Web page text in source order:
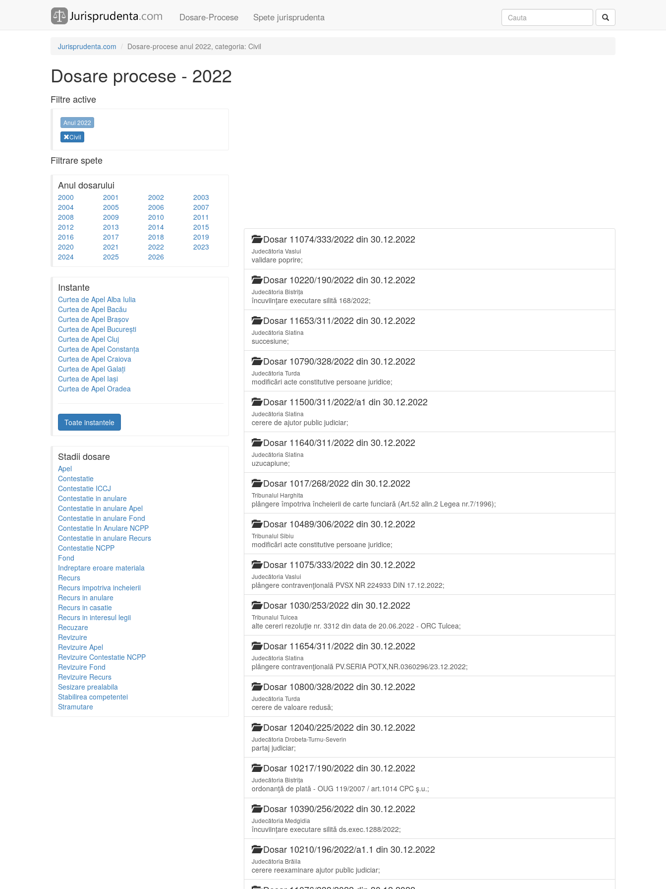
Dosare-Procese Spete jurisprudenta
Jurisprudenta.com Dosare-procese anul 2022, categoria: Civil
Dosare procese - 2022
Filtre active
Anul 2022
Civil
Filtrare spete
Anul dosarului
2000 2001 2002
2003
2004
2005 2006
2007
2008
2009 2010
2011
2012
2013 2014
2015
2016
2017 2018
2019
2020
2021 2022
2023
2024
2025 2026
Instante
Curtea de Apel Alba Iulia
Curtea de Apel Bacău
Curtea de Apel Brașov
Curtea de Apel București
Curtea de Apel Cluj
Curtea de Apel Constanța
Curtea de Apel Craiova
Curtea de Apel Galați
Curtea de Apel Iași
Curtea de Apel Oradea
Toate instantele
Stadii dosare
Apel
Contestatie
Contestatie ICCJ
Contestatie in anulare
Contestatie in anulare Apel
Contestatie in anulare Fond
Contestatie In Anulare NCPP
Contestatie in anulare Recurs
Contestatie NCPP
Fond
Indreptare eroare materiala
Recurs
Recurs impotriva incheierii
Recurs in anulare
Recurs in casatie
Recurs in interesul legii
Recuzare
Revizuire
Revizuire Apel
Revizuire Contestatie NCPP
Revizuire Fond
Revizuire Recurs
Sesizare prealabila
Stabilirea competentei
Stramutare
Dosar 11074/333/2022 din 30.12.2022
Judecătoria Vaslui
validare poprire;
Dosar 10220/190/2022 din 30.12.2022
Judecătoria Bistrița
încuviinţare executare silită 168/2022;
Dosar 11653/311/2022 din 30.12.2022
Judecătoria Slatina
succesiune;
Dosar 10790/328/2022 din 30.12.2022
Judecătoria Turda
modificări acte constitutive persoane juridice;
Dosar 11500/311/2022/a1 din 30.12.2022
Judecătoria Slatina
cerere de ajutor public judiciar;
Dosar 11640/311/2022 din 30.12.2022
Judecătoria Slatina
uzucapiune;
Dosar 1017/268/2022 din 30.12.2022
Tribunalul Harghita
plângere împotriva încheierii de carte funciară (Art.52 alin.2 Legea nr.7/1996);
Dosar 10489/306/2022 din 30.12.2022
Tribunalul Sibiu
modificări acte constitutive persoane juridice;
Dosar 11075/333/2022 din 30.12.2022
Judecătoria Vaslui
plângere contravenţională PVSX NR 224933 DIN 17.12.2022;
Dosar 1030/253/2022 din 30.12.2022
Tribunalul Tulcea
alte cereri rezoluţie nr. 3312 din data de 20.06.2022 - ORC Tulcea;
Dosar 11654/311/2022 din 30.12.2022
Judecătoria Slatina
plângere contravenţională PV.SERIA POTX,NR.0360296/23.12.2022;
Dosar 10800/328/2022 din 30.12.2022
Judecătoria Turda
cerere de valoare redusă;
Dosar 12040/225/2022 din 30.12.2022
Judecătoria Drobeta-Turnu-Severin
partaj judiciar;
Dosar 10217/190/2022 din 30.12.2022
Judecătoria Bistrița
ordonanţă de plată - OUG 119/2007 / art.1014 CPC ş.u.;
Dosar 10390/256/2022 din 30.12.2022
Judecătoria Medgidia
încuviinţare executare silită ds.exec.1288/2022;
Dosar 10210/196/2022/a1.1 din 30.12.2022
Judecătoria Brăila
cerere reexaminare ajutor public judiciar;